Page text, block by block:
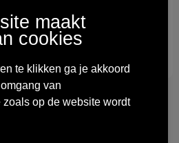
maakt
cookies
te klikken ga je akkoord
van
zoals op de website wordt